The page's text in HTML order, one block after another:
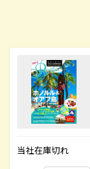
当社在庫切れ